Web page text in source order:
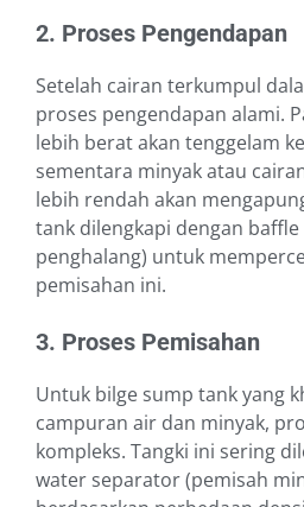
2. Proses Pengendapan
Setelah cairan terkumpul
proses pengendapan alami.
lebih berat akan tenggelam
sementara minyak atau
lebih rendah akan
tank dilengkapi dengan
penghalang) untuk
pemisahan ini.
3. Proses Pemisahan
Untuk bilge sump tank yang
campuran air dan minyak,
kompleks. Tangki ini sering
water separator (pemisah